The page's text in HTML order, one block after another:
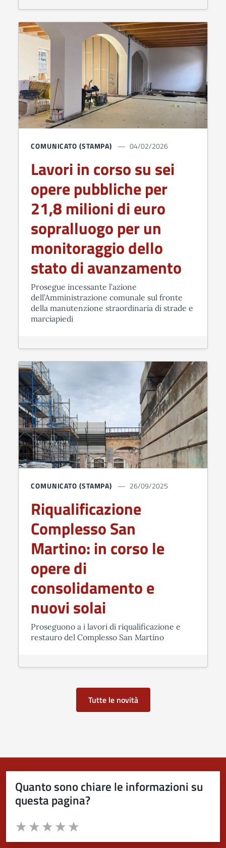
COMUNICATO (STAMPA) 04/02/2026
Lavori in corso su sei
opere pubbliche per
21,8 milioni di euro
sopralluogo per un
monitoraggio dello
stato di avanzamento
Prosegue incessante l’azione
dell’Amministrazione comunale sul fronte
della manutenzione straordinaria di strade e
marciapiedi
COMUNICATO (STAMPA) 26/09/2025
Riqualificazione
Complesso San
Martino: in corso le
opere di
consolidamento e
nuovi solai
Proseguono a i lavori di riqualificazione e
restauro del Complesso San Martino
Tutte le novità
Quanto sono chiare le informazioni su
questa pagina?
Valuta da 1 a 5 stelle la pagina
Valuta 5 stelle su 5
Valuta 4 stelle su 5
Valuta 3 stelle su 5
Valuta 2 stelle su 5
Valuta 1 stelle su 5